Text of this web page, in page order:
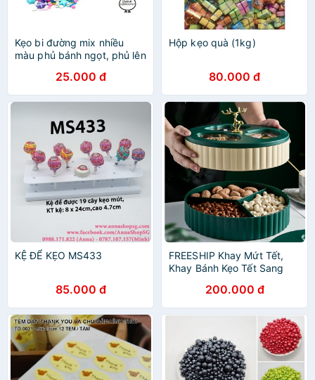
Kẹo bi đường mix nhiều
màu phủ bánh ngọt, phủ lên
25.000 đ
Hộp kẹo quà (1kg)
80.000 đ
KỆ ĐỂ KẸO MS433
85.000 đ
FREESHIP Khay Mứt Tết,
Khay Bánh Kẹo Tết Sang
Cao Cấp Cho Tết 2021
200.000 đ